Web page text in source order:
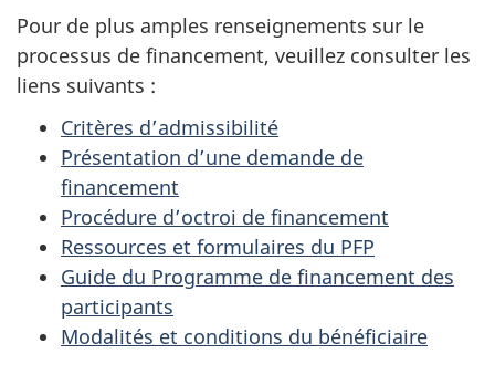
Pour de plus amples renseignements sur le
processus de financement, veuillez consulter les
liens suivants :
Critères d’admissibilité
Présentation d’une demande de
financement
Procédure d’octroi de financement
Ressources et formulaires du PFP
Guide du Programme de financement des
participants
Modalités et conditions du bénéficiaire